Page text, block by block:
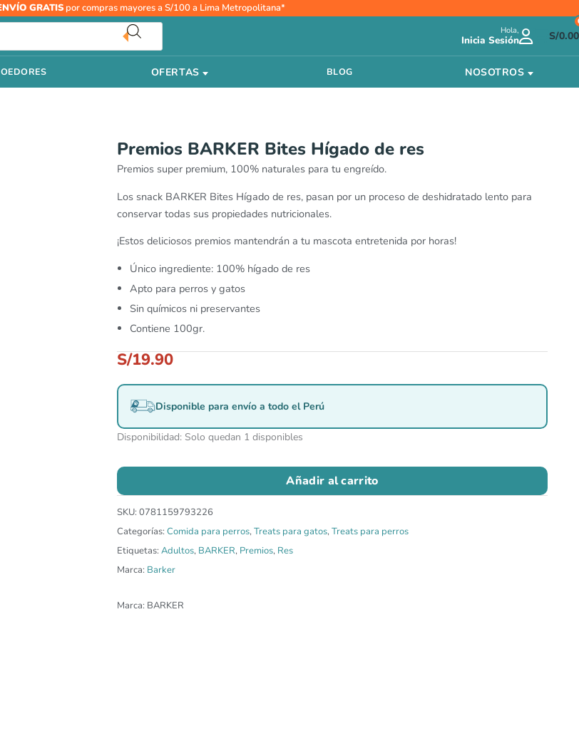
GRATIS por compras mayores a S/100 a Lima Metropolitana*
Hola,
Inicia Sesión S/0.00
OFERTAS BLOG NOSOTROS
Premios BARKER Bites Hígado de res
Premios super premium, 100% naturales para tu engreído.
Los snack BARKER Bites Hígado de res, pasan por un proceso de deshidratado lento para
conservar todas sus propiedades nutricionales.
¡Estos deliciosos premios mantendrán a tu mascota entretenida por horas!
Único ingrediente: 100% hígado de res
Apto para perros y gatos
Sin químicos ni preservantes
Contiene 100gr.
S/19.90
Disponible para envío a todo el Perú
Disponibilidad: Solo quedan 1 disponibles
Premios
BARKER
Bites
Hígado
res
Añadir al carrito
SKU: 0781159793226
Categorías: Comida para perros,Treats para gatos,Treats para perros
Etiquetas: Adultos, BARKER, Premios, Res
Marca: Barker
Marca: BARKER